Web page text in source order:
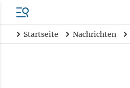
Startseite Nachrichten